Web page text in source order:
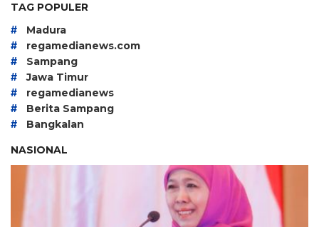
TAG POPULER
# Madura
# regamedianews.com
# Sampang
# Jawa Timur
# regamedianews
# Berita Sampang
#
Bangkalan
NASIONAL